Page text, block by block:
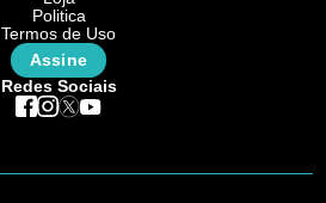
Politica
Termos de Uso
Assine
Redes Sociais